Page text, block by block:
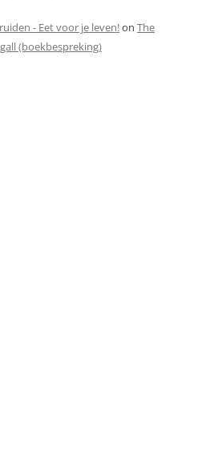
- Eet voor je leven!on The
(boekbespreking)